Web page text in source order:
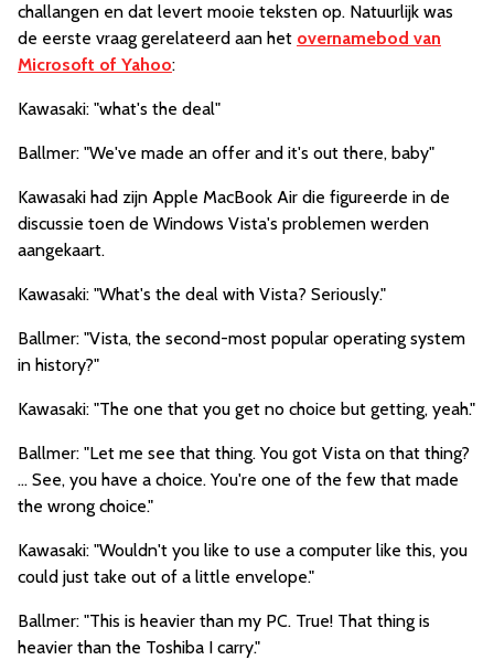
challangen en dat levert mooie teksten op. Natuurlijk was
de eerste vraag gerelateerd aan het overnamebod van
Microsoft of Yahoo:
Kawasaki: "what's the deal"
Ballmer: "We've made an offer and it's out there, baby"
Kawasaki had zijn Apple MacBook Air die figureerde in de
discussie toen de Windows Vista's problemen werden
aangekaart.
Kawasaki: "What's the deal with Vista? Seriously."
Ballmer: "Vista, the second-most popular operating system
in history?"
Kawasaki: "The one that you get no choice but getting, yeah."
Ballmer: "Let me see that thing. You got Vista on that thing?
... See, you have a choice. You're one of the few that made
the wrong choice."
Kawasaki: "Wouldn't you like to use a computer like this, you
could just take out of a little envelope."
Ballmer: "This is heavier than my PC. True! That thing is
heavier than the Toshiba I carry."